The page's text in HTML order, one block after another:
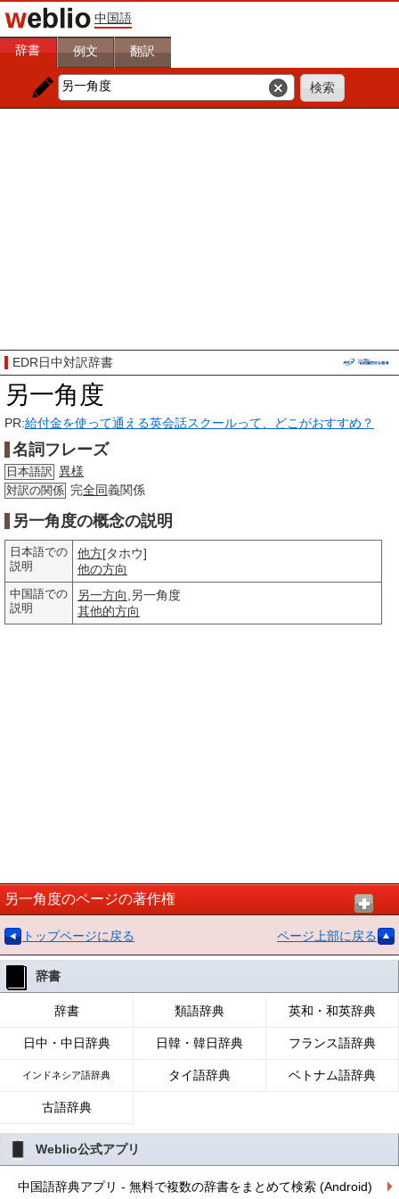
中国語
辞書 例文 翻訳
EDR日中対訳辞書
另一角度
PR:給付金を使って通える英会話スクールって、どこがおすすめ？
名詞フレーズ
日本語訳 異様
対訳の関係 完全同義関係
另一角度の概念の説明
日本語での
説明
他方[タホウ]
他の方向
中国語での
説明
另一方向 ,另一角度
其他的方向
另一角度のページの著作権
トップページに戻る ページ上部に戻る
辞書
辞書 類語辞典 英和・和英辞典
日中・中日辞典 日韓・韓日辞典 フランス語辞典
インドネシア語辞典 タイ語辞典 ベトナム語辞典
古語辞典
Weblio公式アプリ
中国語辞典アプリ - 無料で複数の辞書をまとめて検索 (Android)